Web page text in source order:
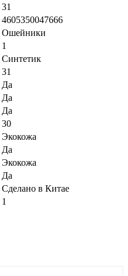
31
4605350047666
Ошейники
1
Синтетик
31
Да
Да
Да
30
Экокожа
Да
Экокожа
Да
Сделано в Китае
1